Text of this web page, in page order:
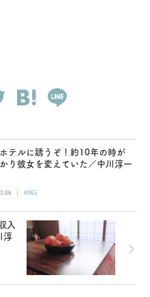
テルに誘うぞ！約10年の時が
り彼女を変えていた／中川淳一
| #065
入
淳